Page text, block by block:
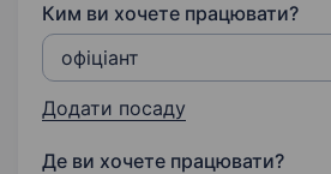
Ким ви хочете працювати?
Додати посаду
Де ви хочете працювати?